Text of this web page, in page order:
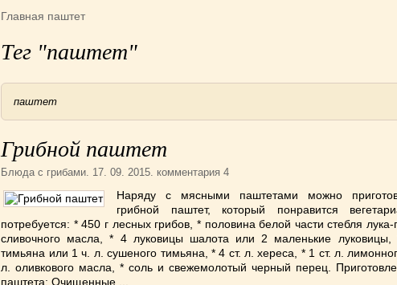
Главная паштет
Тег "паштет"
паштет
Грибной паштет
Блюда с грибами. 17. 09. 2015. комментария 4
Наряду с мясными паштетами можно
грибной паштет, который понравится
потребуется: * 450 г лесных грибов, * половина белой части стебля
сливочного масла, * 4 луковицы шалота или 2 маленькие луковицы,
тимьяна или 1 ч. л. сушеного тимьяна, * 4 ст. л. хереса, * 1 ст. л.
л. оливкового масла, * соль и свежемолотый черный перец.
паштета: Очищенные ...